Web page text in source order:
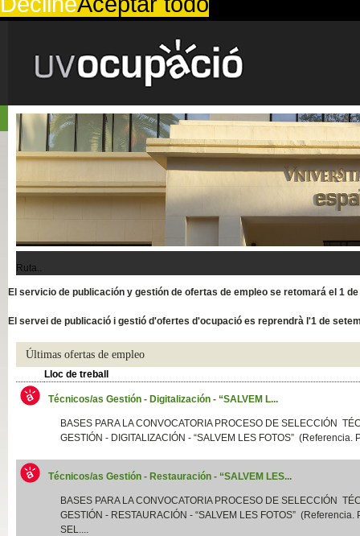
Ruta..
El servicio de publicación y gestión de ofertas de empleo se retomará el 1
El servei de publicació i gestió d'ofertes d'ocupació es reprendrà l'1 de
Últimas ofertas de empleo
Lloc de treball
Técnicos/as Gestión - Digitalización - “SALVEM L...
BASES PARA LA CONVOCATORIA PROCESO DE SELECCIÓN
GESTIÓN - DIGITALIZACIÓN - “SALVEM LES FOTOS” (Referencia.
Técnicos/as Gestión - Restauración - “SALVEM LES...
BASES PARA LA CONVOCATORIA PROCESO DE SELECCIÓN
GESTIÓN - RESTAURACIÓN - “SALVEM LES FOTOS” (Referencia.
SEL....